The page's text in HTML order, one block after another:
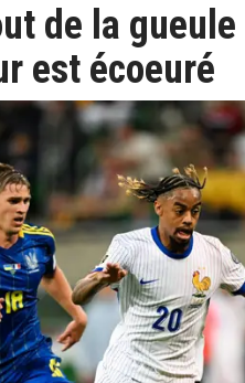
de la
est écoeuré